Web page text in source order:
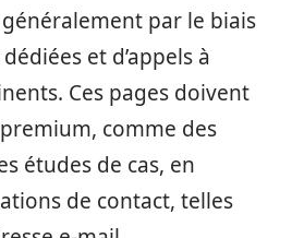
par le biais
dédiées et d’appels à
Ces pages doivent
comme des
études de cas, en
de contact, telles